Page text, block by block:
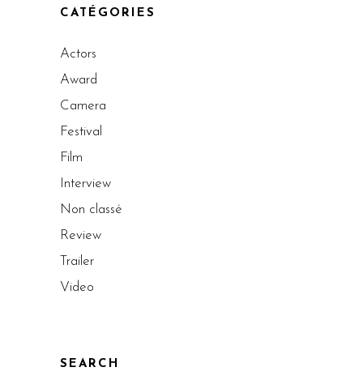
CATÉGORIES
Actors
Award
Camera
Festival
Film
Interview
Non classé
Review
Trailer
Video
SEARCH